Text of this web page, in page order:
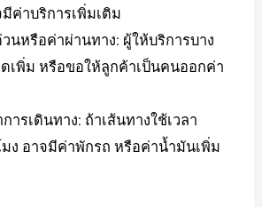
ค่าบริการเพิ่มเติม
นหรือค่าผ่านทาง: ผู้ให้บริการบาง
เพิ่ม หรือขอให้ลูกค้าเป็นคนออกค่า
การเดินทาง: ถ้าเส้นทางใช้เวลา
ง อาจมีค่าพักรถ หรือค่าน้ำมันเพิ่ม